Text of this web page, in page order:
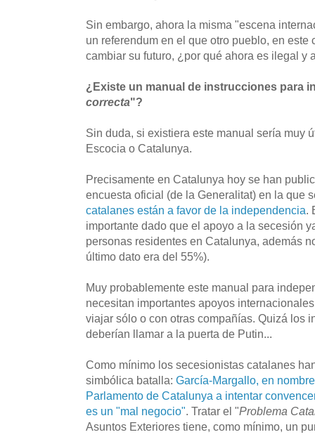
Sin embargo, ahora la misma "escena
un referendum en el que otro pueblo, en
cambiar su futuro, ¿por qué ahora es ilegal y
¿Existe un manual de instrucciones para
correcta"?
Sin duda, si existiera este manual sería muy
Escocia o Catalunya.
Precisamente en Catalunya hoy se han
encuesta oficial (de la Generalitat) en la que
catalanes están a favor de la independencia.
importante dado que el apoyo a la secesión
personas residentes en Catalunya, además
último dato era del 55%).
Muy probablemente este manual para
necesitan importantes apoyos
viajar sólo o con otras compañías. Quizá los
deberían llamar a la puerta de Putin...
Como mínimo los secesionistas catalanes
simbólica batalla: García-Margallo, en
Parlamento de Catalunya a intentar
es un "mal negocio". Tratar el "Problema
Asuntos Exteriores tiene, como mínimo, un